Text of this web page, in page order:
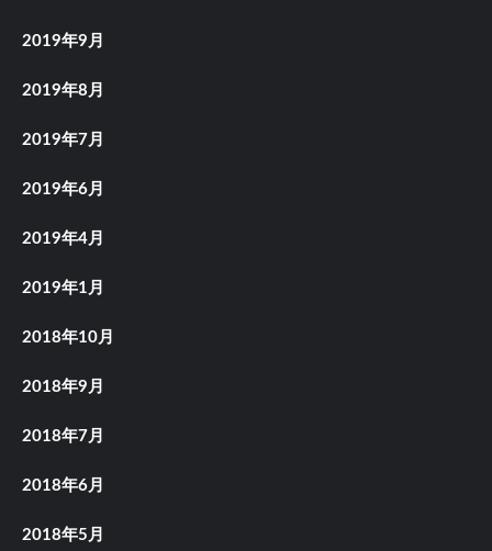
2019年9月
2019年8月
2019年7月
2019年6月
2019年4月
2019年1月
2018年10月
2018年9月
2018年7月
2018年6月
2018年5月